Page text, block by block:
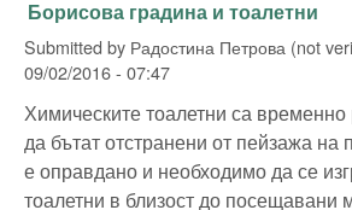
Борисова градина и тоалетни
Submitted by Радостина Петрова (not
09/02/2016 - 07:47
Химическите тоалетни са
да бътат отстранени от пейзажа
е оправдано и необходимо да се
тоалетни в близост до посещавани